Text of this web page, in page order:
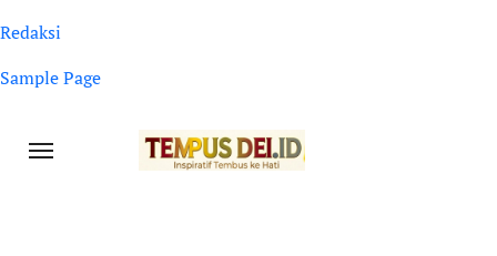
Redaksi
Sample Page